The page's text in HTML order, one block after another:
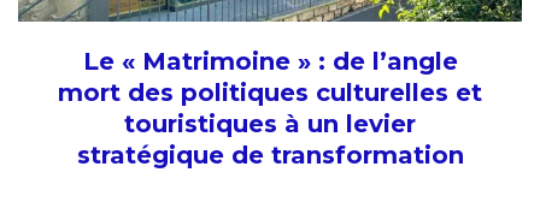
Le « Matrimoine » : de l’angle
mort des politiques culturelles et
touristiques à un levier
stratégique de transformation